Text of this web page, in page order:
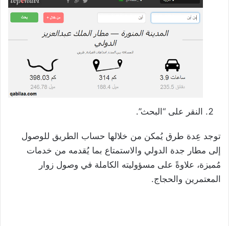
النقر على “البحث”.
توجد عِدة طرق يُمكن من خلالها حساب الطريق للوصول
إلى مطار جدة الدولي والاستمتاع بما يُقدمه من خدمات
مُميزة، علاوةً على مسؤوليته الكاملة في وصول زوار
المعتمرين والحجاج.